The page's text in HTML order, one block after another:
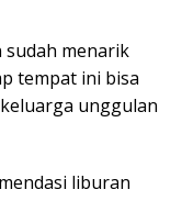
sudah menarik
tempat ini bisa
unggulan
liburan